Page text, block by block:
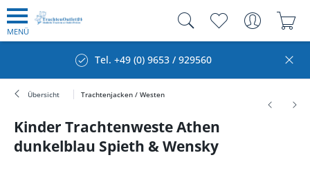
MENÜ
Tel. +49 (0) 9653 / 929560
Übersicht Trachtenjacken / Westen
Kinder Trachtenweste Athen
dunkelblau Spieth & Wensky